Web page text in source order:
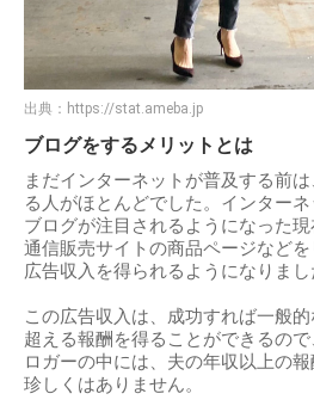
出典： https://stat.ameba.jp
ブログをするメリットとは
まだインターネットが普及する前
る人がほとんどでした。インター
ブログが注目されるようになった
通信販売サイトの商品ページなど
広告収入を得られるようになりまし
この広告収入は、成功すれば一般
超える報酬を得ることができるの
ロガーの中には、夫の年収以上の
珍しくはありません。